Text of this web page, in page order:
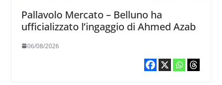
Pallavolo Mercato – Belluno ha
ufficializzato l’ingaggio di Ahmed Azab
06/08/2026